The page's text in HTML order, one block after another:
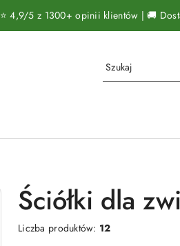
⭐ 4,9/5 z 1300+ opinii klientów | 🚚
Ściółki dla
Liczba produktów: 12